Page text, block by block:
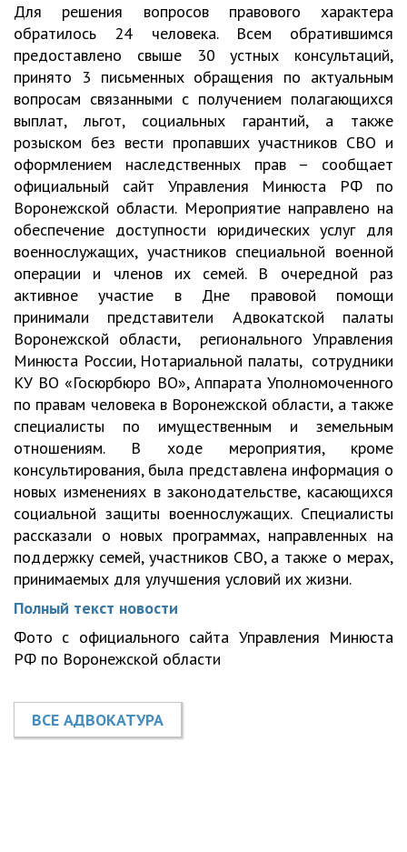
Для решения вопросов правового характера
обратилось 24 человека. Всем обратившимся
предоставлено свыше 30 устных консультаций,
принято 3 письменных обращения по актуальным
вопросам связанными с получением полагающихся
выплат, льгот, социальных гарантий, а также
розыском без вести пропавших участников СВО и
оформлением наследственных прав – сообщает
официальный сайт Управления Минюста РФ по
Воронежской области. Мероприятие направлено на
обеспечение доступности юридических услуг для
военнослужащих, участников специальной военной
операции и членов их семей. В очередной раз
активное участие в Дне правовой помощи
принимали представители Адвокатской палаты
Воронежской области, регионального Управления
Минюста России, Нотариальной палаты, сотрудники
КУ ВО «Госюрбюро ВО», Аппарата Уполномоченного
по правам человека в Воронежской области, а также
специалисты по имущественным и земельным
отношениям. В ходе мероприятия, кроме
консультирования, была представлена информация о
новых изменениях в законодательстве, касающихся
социальной защиты военнослужащих. Специалисты
рассказали о новых программах, направленных на
поддержку семей, участников СВО, а также о мерах,
принимаемых для улучшения условий их жизни.
Полный текст новости
Фото с официального сайта Управления Минюста
РФ по Воронежской области
ВСЕ АДВОКАТУРА